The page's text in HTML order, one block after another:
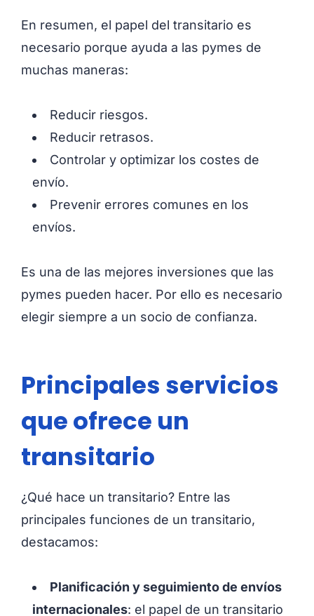
En resumen, el papel del transitario es
necesario porque ayuda a las pymes de
muchas maneras:
Reducir riesgos.
Reducir retrasos.
Controlar y optimizar los costes de
envío.
Prevenir errores comunes en los
envíos.
Es una de las mejores inversiones que las
pymes pueden hacer. Por ello es necesario
elegir siempre a un socio de confianza.
Principales servicios
que ofrece un
transitario
¿Qué hace un transitario? Entre las
principales funciones de un transitario,
destacamos:
Planificación y seguimiento de envíos
internacionales: el papel de un transitario